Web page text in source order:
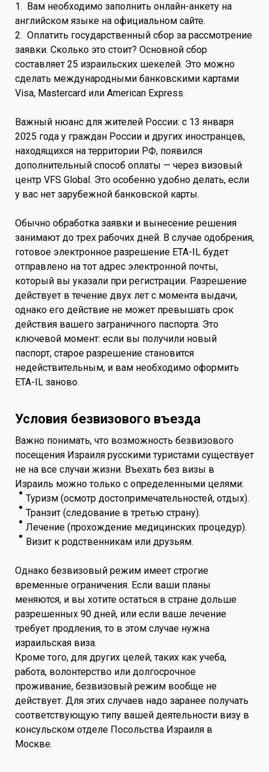
1. Вам необходимо заполнить онлайн-анкету на
английском языке на официальном сайте.
2. Оплатить государственный сбор за рассмотрение
заявки. Сколько это стоит? Основной сбор
составляет 25 израильских шекелей. Это можно
сделать международными банковскими картами
Visa, Mastercard или American Express.
Важный нюанс для жителей России: с 13 января
2025 года у граждан России и других иностранцев,
находящихся на территории РФ, появился
дополнительный способ оплаты — через визовый
центр VFS Global. Это особенно удобно делать, если
у вас нет зарубежной банковской карты.
Обычно обработка заявки и вынесение решения
занимают до трех рабочих дней. В случае одобрения,
готовое электронное разрешение ETA-IL будет
отправлено на тот адрес электронной почты,
который вы указали при регистрации. Разрешение
действует в течение двух лет с момента выдачи,
однако его действие не может превышать срок
действия вашего заграничного паспорта. Это
ключевой момент: если вы получили новый
паспорт, старое разрешение становится
недействительным, и вам необходимо оформить
ETA-IL заново.
Условия безвизового въезда
Важно понимать, что возможность безвизового
посещения Израиля русскими туристами существует
не на все случаи жизни. Въехать без визы в
Израиль можно только с определенными целями:
Туризм (осмотр достопримечательностей, отдых).
Транзит (следование в третью страну).
Лечение (прохождение медицинских процедур).
Визит к родственникам или друзьям.
Однако безвизовый режим имеет строгие
временные ограничения. Если ваши планы
меняются, и вы хотите остаться в стране дольше
разрешенных 90 дней, или если ваше лечение
требует продления, то в этом случае нужна
израильская виза.
Кроме того, для других целей, таких как учеба,
работа, волонтерство или долгосрочное
проживание, безвизовый режим вообще не
действует. Для этих случаев надо заранее получать
соответствующую типу вашей деятельности визу в
консульском отделе Посольства Израиля в
Москве.